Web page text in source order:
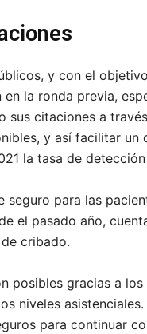
y con el
la ronda previa,
sus citaciones a
y así facilitar
la tasa de
seguro para las
el pasado año,
cribado.
posibles gracias a
niveles
para continuar